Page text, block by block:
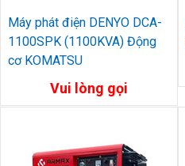
Máy phát điện DENYO DCA-
1100SPK (1100KVA) Động
cơ KOMATSU
Vui lòng gọi